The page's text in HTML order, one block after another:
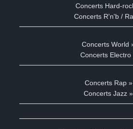
Concerts Hard-
Concerts R'n'b /
Concerts World
Concerts Electro
Concerts Rap »
Concerts Jazz »